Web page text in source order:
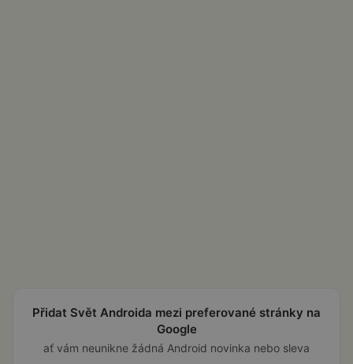
Přidat Svět Androida mezi preferované stránky na
Google
ať vám neunikne žádná Android novinka nebo sleva